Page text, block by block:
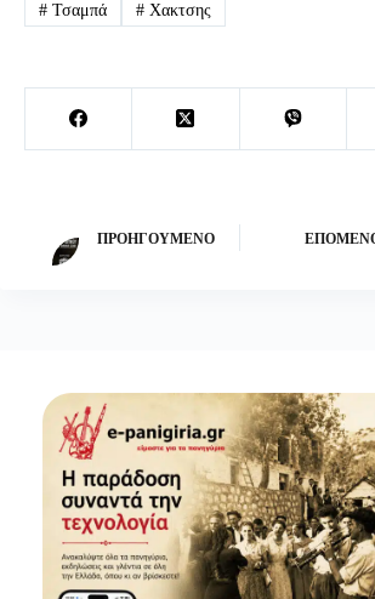
#Τσαμπά #Χακτσης
ΠΡΟΗΓΟΎΜΕΝΟ